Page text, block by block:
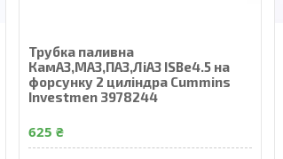
Трубка паливна
КамАЗ,МАЗ,ПАЗ,ЛіАЗ ISBe4.5 на
форсунку 2 циліндра Cummins
Investmen 3978244
625 ₴